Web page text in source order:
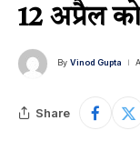
12 अप्रैल
By Vinod Gupta
Share